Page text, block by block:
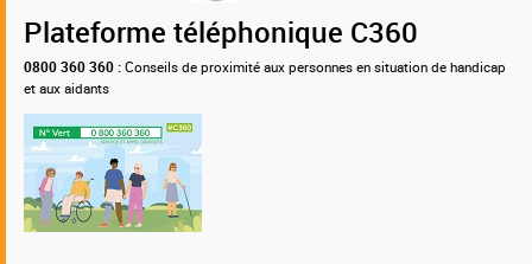
Plateforme téléphonique C360
0800 360 360 : Conseils de proximité aux personnes en situation de handicap
et aux aidants